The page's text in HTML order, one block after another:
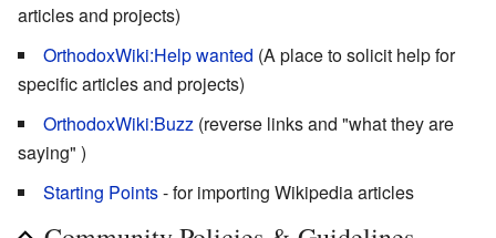
articles and projects)
OrthodoxWiki:Help wanted (A place to solicit help for
specific articles and projects)
OrthodoxWiki:Buzz (reverse links and "what they are
saying" )
Starting Points- for importing Wikipedia articles